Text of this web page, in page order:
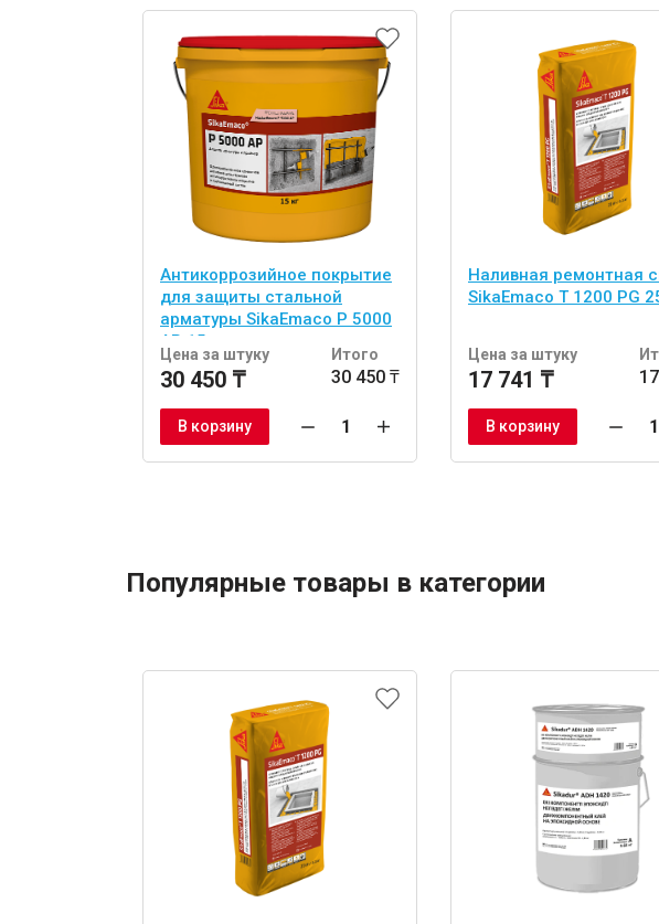
Антикоррозийное покрытие
для защиты стальной
арматуры SikaEmaco P 5000
AP 15 кг
Цена за штуку
30 450 ₸
Итого
30 450 ₸
В корзину
Наливная ремонтная
SikaEmaco T 1200 PG
Цена за штуку
17 741 ₸
В корзину
Популярные товары в категории